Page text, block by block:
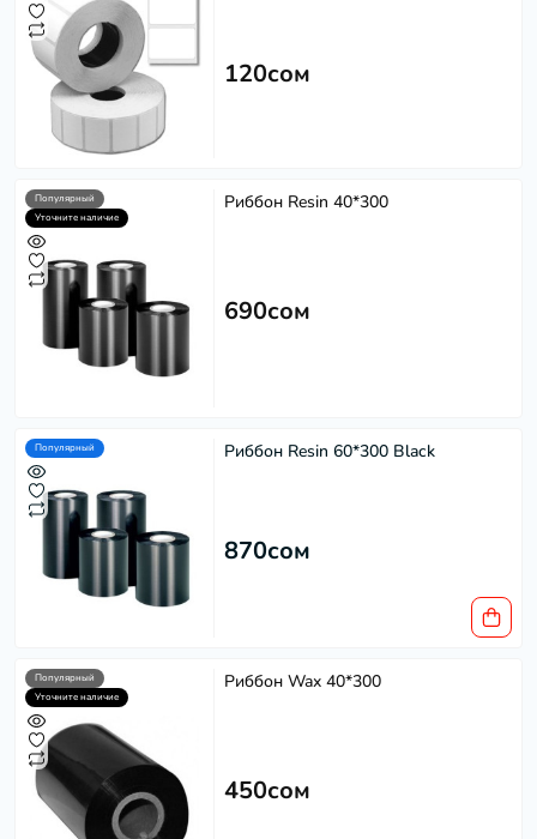
120сом
Популярный
Уточните наличие
Риббон Resin 40*300
690сом
Популярный Риббон Resin 60*300 Black
870сом
Популярный
Уточните наличие
Риббон Wax 40*300
450сом